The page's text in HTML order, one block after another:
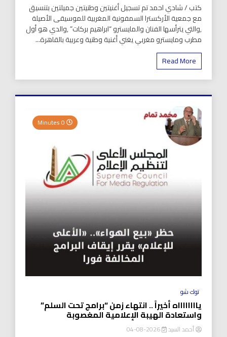
كتب / شادي احمد تم تسجيل أغنيتين وطنيتين جميلتين بتنسيق
مع جمعية الأركسترا السمفونية المغربية للموسيقى الأصيلة
,والتي يترأسها الفنان والمايسترو “ابراهيم بركات” ,والدي هو أول
مطرب ومايسترو مغربي يغني أغنية وطنية وعربية بالقاهرة...
Read More
توك شو
يااااااااه أخيراً .. انتهاء زمن “برامج تحت السلم”
واستعادة الهيبة الإعلامية المغصوبة
أحمد السيد 2026-08-04